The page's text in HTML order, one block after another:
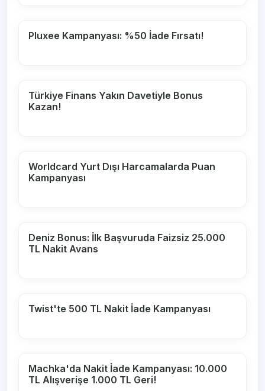
Pluxee Kampanyası: %50 İade Fırsatı!
Türkiye Finans Yakın Davetiyle Bonus
Kazan!
Worldcard Yurt Dışı Harcamalarda Puan
Kampanyası
Deniz Bonus: İlk Başvuruda Faizsiz 25.000
TL Nakit Avans
Twist'te 500 TL Nakit İade Kampanyası
Machka'da Nakit İade Kampanyası: 10.000
TL Alışverişe 1.000 TL Geri!